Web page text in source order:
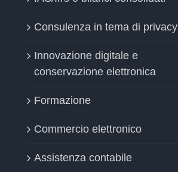
Consulenza in tema di privacy
Innovazione digitale e
conservazione elettronica
Formazione
Commercio elettronico
Assistenza contabile